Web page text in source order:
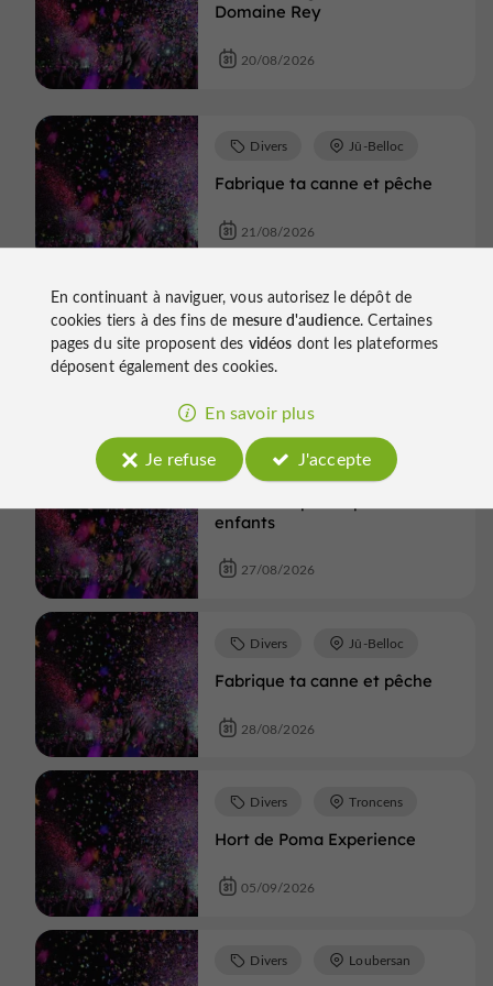
Domaine Rey
20/08/2026
Fabrique ta canne et pêche
Divers Jû-Belloc
21/08/2026
L'Adour en canoë-kayak
Divers Jû-Belloc
enfants
Divers Marciac
27/08/2026
Fabrique ta canne et pêche
Divers Jû-Belloc
28/08/2026
Hort de Poma Experience
Divers Troncens
05/09/2026
Divers Loubersan
En continuant à naviguer, vous autorisez le dépôt de
cookies tiers à des fins de mesure d'audience. Certaines
pages du site proposent des vidéos dont les plateformes
déposent également des cookies.
En savoir plus
Je refuse
J'accepte